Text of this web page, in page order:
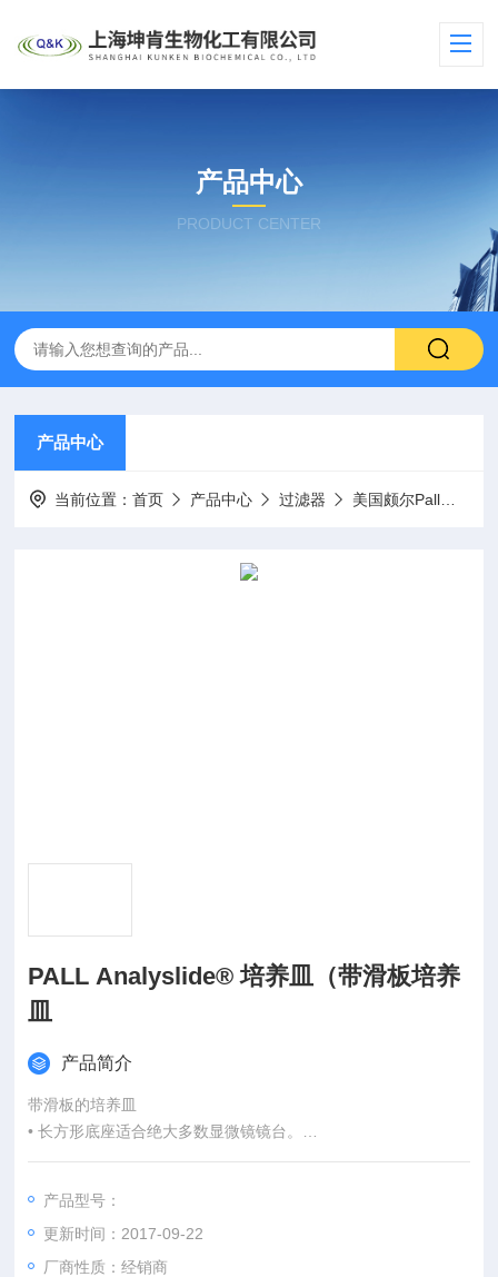
产品中心
PRODUCT CENTER
产品中心
当前位置：首页 产品中心 过滤器 美国颇尔Pall
PALL Analyslide® 培养皿（带滑板培养
皿
产品简介
带滑板的培养皿
• 长方形底座适合绝大多数显微镜镜台。
• 保证样品密封的内盖环不会影响观看。
• 传统的“滑板背"箱使在该区域收集样品变得很容易
? 带有或不带有吸收垫。
产品型号：
更新时间：2017-09-22
厂商性质：经销商